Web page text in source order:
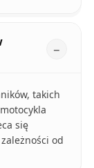
takich
się
od